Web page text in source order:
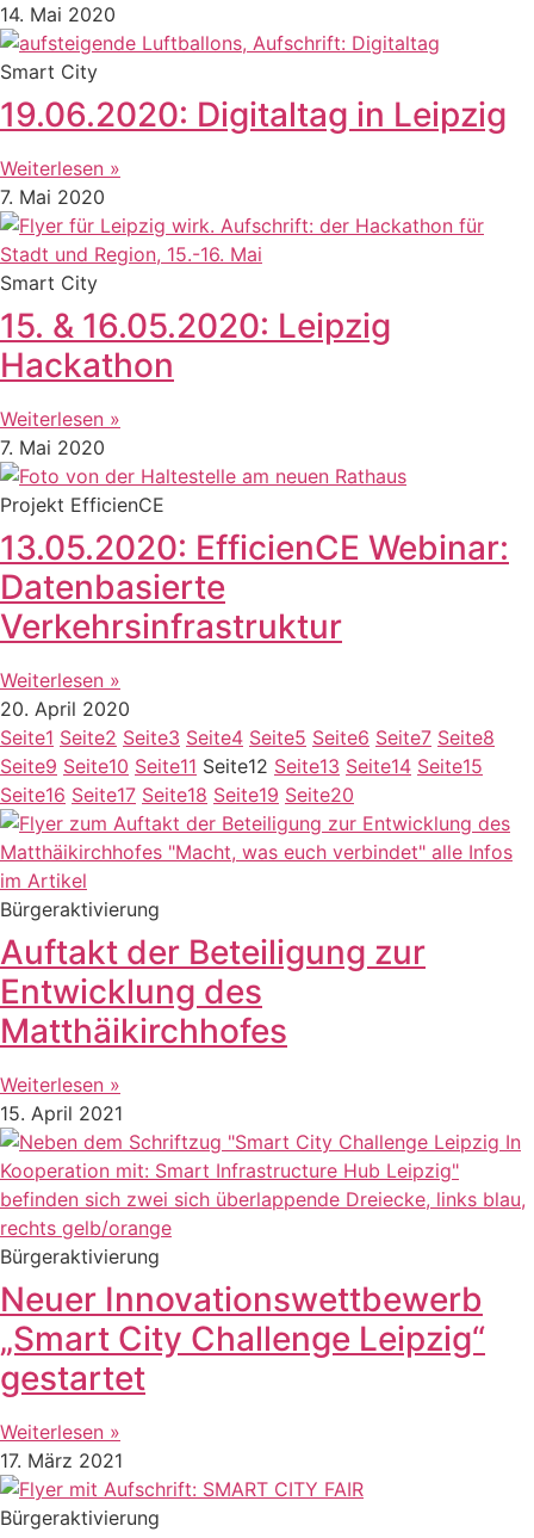
14. Mai 2020
Smart City
19.06.2020: Digitaltag in Leipzig
Weiterlesen »
7. Mai 2020
Smart City
15. & 16.05.2020: Leipzig
Hackathon
Weiterlesen »
7. Mai 2020
Projekt EfficienCE
13.05.2020: EfficienCE Webinar:
Datenbasierte
Verkehrsinfrastruktur
Weiterlesen »
20. April 2020
Seite1 Seite2 Seite3 Seite4 Seite5 Seite6 Seite7 Seite8
Seite9 Seite10 Seite11 Seite12 Seite13 Seite14 Seite15
Seite16 Seite17 Seite18 Seite19 Seite20
Bürgeraktivierung
Auftakt der Beteiligung zur
Entwicklung des
Matthäikirchhofes
Weiterlesen »
15. April 2021
Bürgeraktivierung
Neuer Innovationswettbewerb
„Smart City Challenge Leipzig“
gestartet
Weiterlesen »
17. März 2021
Bürgeraktivierung